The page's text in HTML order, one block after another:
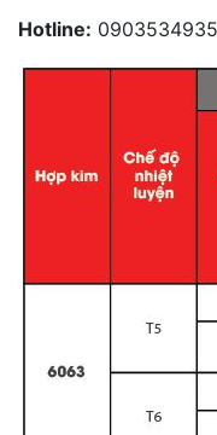
Hotline: